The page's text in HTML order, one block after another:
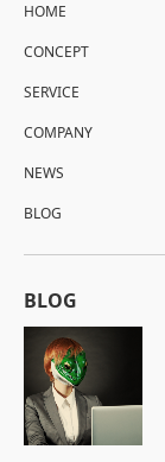
HOME
CONCEPT
SERVICE
COMPANY
NEWS
BLOG
BLOG